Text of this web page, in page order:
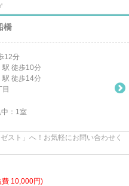
橋
12分
駅 徒歩10分
駅 徒歩14分
目
： 1室
スト」へ！お気軽にお問い合わせく
10,000円)